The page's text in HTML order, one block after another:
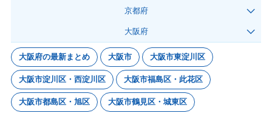
京都府
大阪府
大阪府の最新まとめ 大阪市 大阪市東淀川区
大阪市淀川区・西淀川区 大阪市福島区・此花区
大阪市都島区・旭区 大阪市鶴見区・城東区